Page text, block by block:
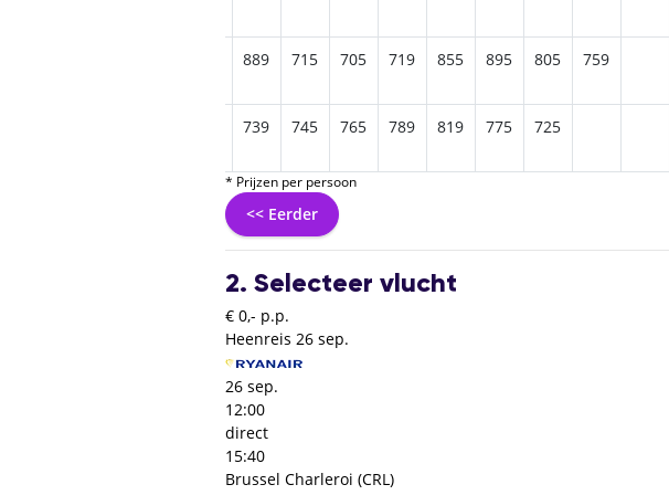
889 715 705 719 855 895 805 759
739 745 765 789 819 775 725
* Prijzen per persoon
<< Eerder
2. Selecteer vlucht
€ 0,- p.p.
Heenreis 26 sep.
26 sep.
12:00
direct
15:40
Brussel Charleroi (CRL)